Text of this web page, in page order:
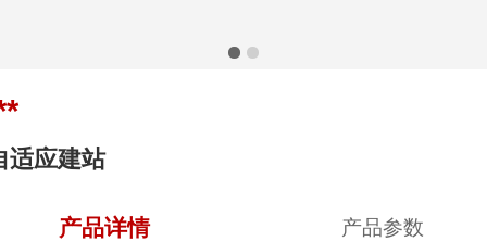
适应建站
产品详情 产品参数